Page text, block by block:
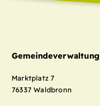
Marktplatz 7
76337 Waldbronn